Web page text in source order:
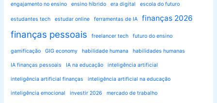
engajamento no ensino ensino híbrido era digital escola do futuro
estudantes tech estudar online ferramentas de IA finanças 2026
finanças pessoais freelancer tech futuro do ensino
gamificação GIG economy habilidade humana habilidades humanas
IA finanças pessoais IA na educação inteligência artificial
inteligência artificial finanças inteligência artificial na educação
inteligência emocional investir 2026 mercado de trabalho